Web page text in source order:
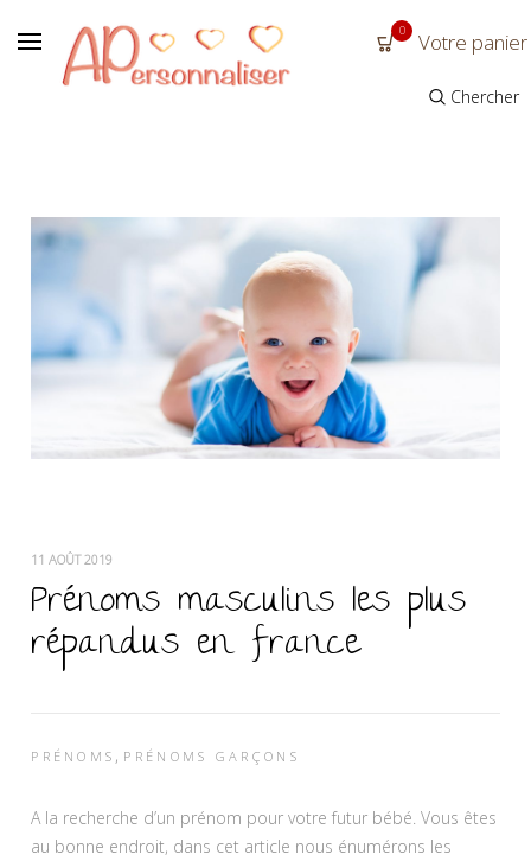
0 Votre panier
Chercher
11 AOÛT 2019
Prénoms masculins les plus
répandus en france
PRÉNOMS , PRÉNOMS GARÇONS
A la recherche d’un prénom pour votre futur bébé. Vous êtes
au bonne endroit, dans cet article nous énumérons les